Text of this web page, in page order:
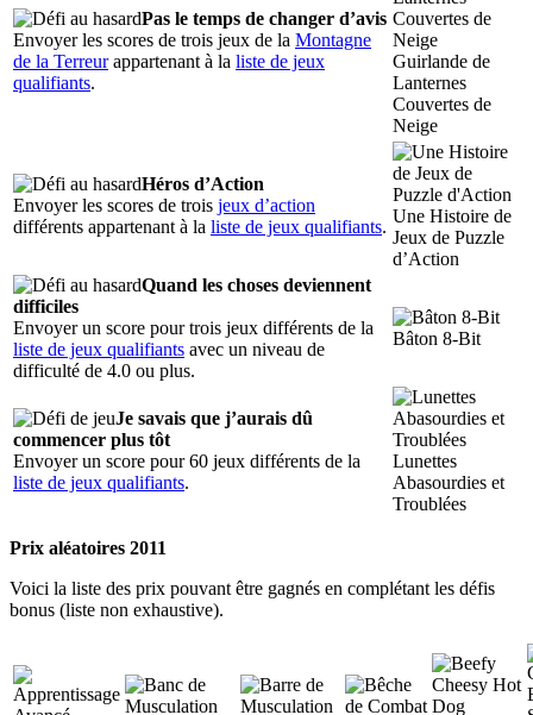
Pas le temps de changer d’avis
Envoyer les scores de trois jeux de la Montagne
de la Terreurappartenant à la liste de jeux
qualifiants.
Guirlande de
Lanternes
Couvertes de
Neige
Héros d’Action
Envoyer les scores de trois jeux d’action
différents appartenant à la liste de jeux qualifiants.
Une Histoire de
Jeux de Puzzle
d’Action
Quand les choses deviennent
difficiles
Envoyer un score pour trois jeux différents de la
liste de jeux qualifiants avec un niveau de
difficulté de 4.0 ou plus.
Bâton 8-Bit
Je savais que j’aurais dû
commencer plus tôt
Envoyer un score pour 60 jeux différents de la
liste de jeux qualifiants.
Lunettes
Abasourdies et
Troublées
Prix aléatoires 2011
Voici la liste des prix pouvant être gagnés en complétant les défis
bonus (liste non exhaustive).